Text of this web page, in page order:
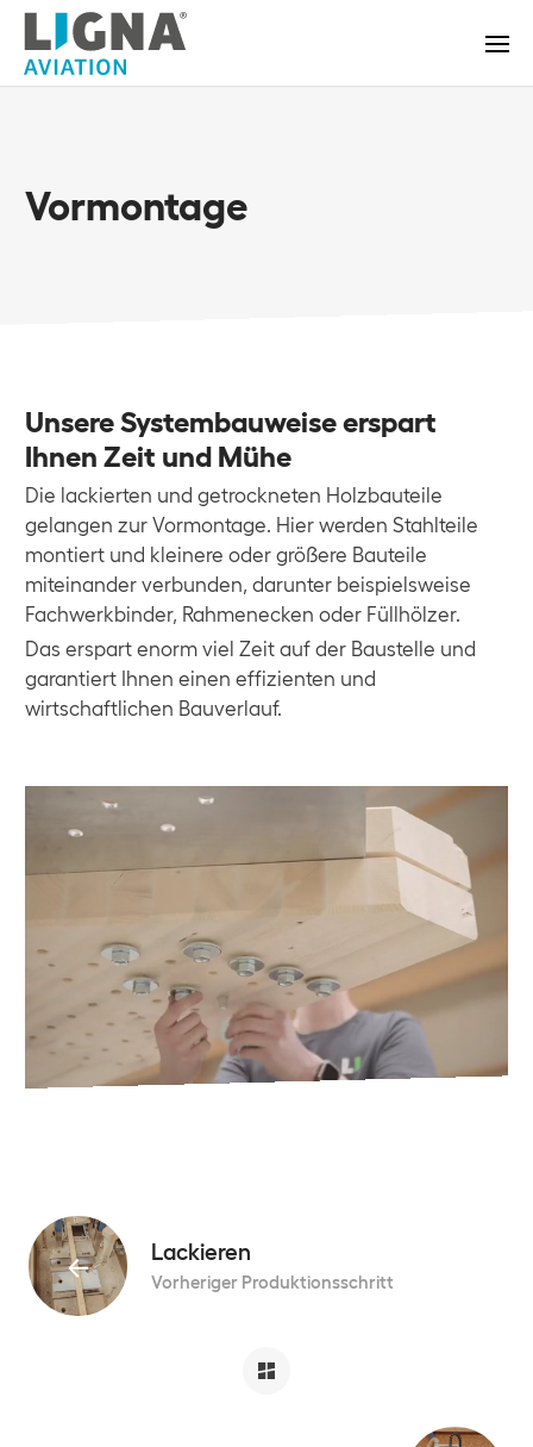
Vormontage
Unsere Systembauweise erspart
Ihnen Zeit und Mühe
Die lackierten und getrockneten Holzbauteile
gelangen zur Vormontage. Hier werden Stahlteile
montiert und kleinere oder größere Bauteile
miteinander verbunden, darunter beispielsweise
Fachwerkbinder, Rahmenecken oder Füllhölzer.
Das erspart enorm viel Zeit auf der Baustelle und
garantiert Ihnen einen effizienten und
wirtschaftlichen Bauverlauf.
Lackieren
Vorheriger Produktionsschritt